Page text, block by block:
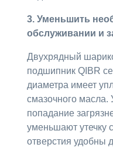
3. Уменьшить
обслуживании и
Двухрядный
подшипник QIBR
диаметра имеет
смазочного
попадание
уменьшают утечку
отверстия удобны